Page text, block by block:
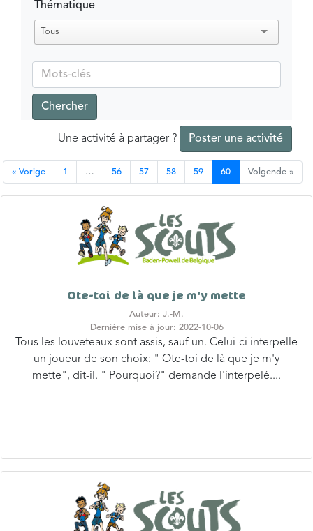
Thématique
Tous
Chercher
Une activité à partager ? Poster une activité
« Vorige 1 … 56 57 58 59 60 Volgende »
Ote-toi de là que je m'y mette
Auteur: J.-M.
Dernière mise à jour: 2022-10-06
Tous les louveteaux sont assis, sauf un. Celui-ci interpelle
un joueur de son choix: " Ote-toi de là que je m'y
mette", dit-il. " Pourquoi?" demande l'interpelé....